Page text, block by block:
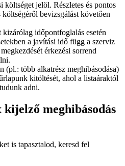
költséget jelöl. Részletes és pontos
bevizsgálást követően
időpontfoglalás esetén
a javítási idő függ a szerviz
érkezési sorrend
(pl.: több alkatrész meghibásodása)
kitöltését, ahol a listaáraktól
adni.
meghibásodás
is tapasztalod, keresd fel